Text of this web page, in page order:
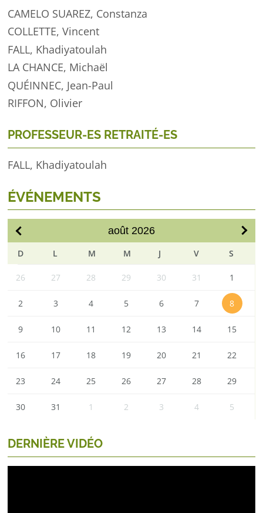
CAMELO SUAREZ, Constanza
COLLETTE, Vincent
FALL, Khadiyatoulah
LA CHANCE, Michaël
QUÉINNEC, Jean-Paul
RIFFON, Olivier
PROFESSEUR-ES RETRAITÉ-ES
FALL, Khadiyatoulah
ÉVÉNEMENTS
août 2026
DIM LUN VEN
26 27 28 29 30 31 1
2 3 4 5 6 7 8
9 10 11 12 13 14 15
16 17 18 19 20 21 22
23 24 25 26 27 28 29
30 31 1 2 3 4 5
DERNIÈRE VIDÉO